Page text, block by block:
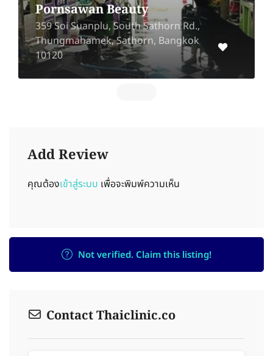
Darin Salon
At the exit of BigC Pracha Uthid ,
523/10 Pracha Uthit Rd, Thung
Khru, Bangkok 10140
Add Review
คุณต้องเข้าสู่ระบบ เพื่อจะพิมพ์ความเห็น
Not verified. Claim this listing!
Contact Thaiclinic.co